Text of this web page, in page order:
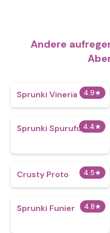
Andere
4.9★
Sprunki Vineria
4.4★
Sprunki Spurufuture
4.5★
Crusty Proto
4.8★
Sprunki Funier